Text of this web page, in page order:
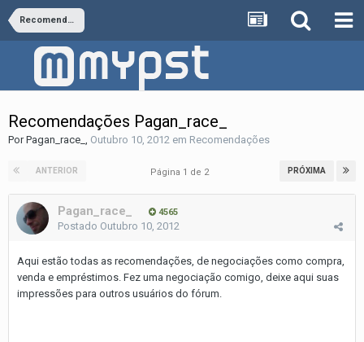
Recomendações
Recomendações Pagan_race_
PorPagan_race_ , Outubro 10, 2012 em Recomendações
ANTERIOR PRÓXIMA
Página 1 de 2
Pagan_race_ 4565
Postado Outubro 10, 2012
Aqui estão todas as recomendações, de negociações como compra,
venda e empréstimos. Fez uma negociação comigo, deixe aqui suas
impressões para outros usuários do fórum.